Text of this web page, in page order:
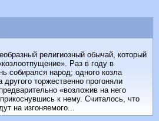
религиозный обычай, который
Раз в году в
собирался народ; одного козла
торжественно прогоняли
«возложив на него
к нему. Считалось, что
на изгоняемого...